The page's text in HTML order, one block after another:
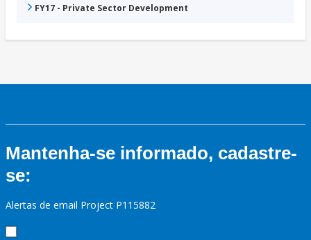
FY17 - Private Sector Development
Mantenha-se informado, cadastre-
se:
Alertas de email Project P115882